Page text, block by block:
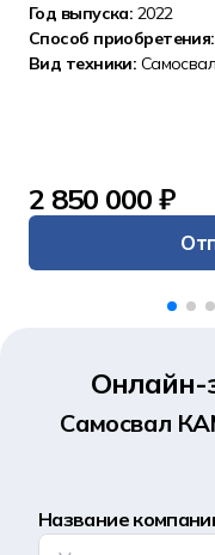
Год выпуска: 2022
Способ
Вид техники:
2 850 000 ₽
Онлайн-
Самосвал
Название